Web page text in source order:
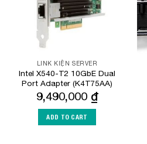
LINK KIỆN SERVER
Intel X540-T2 10GbE Dual
Port Adapter (K4T75AA)
9,490,000 ₫
ADD TO CART